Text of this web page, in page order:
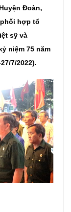
Đoàn,
phối hợp tổ
sỹ và
niệm 75 năm
7/2022).